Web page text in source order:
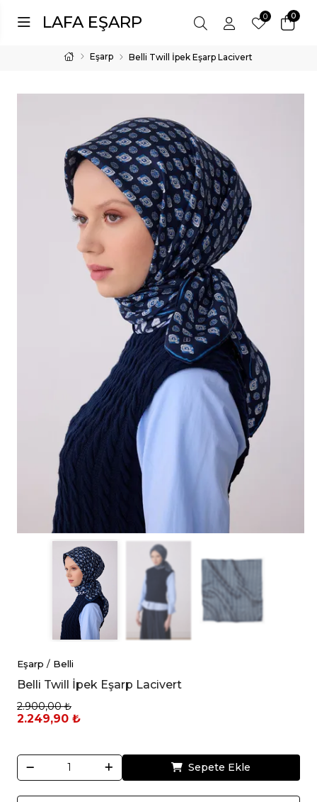
LAFA EŞARP 0
0
Eşarp Belli Twill İpek Eşarp Lacivert
Eşarp / Belli
Belli Twill İpek Eşarp Lacivert
2.900,00 ₺
2.249,90 ₺
Sepete Ekle